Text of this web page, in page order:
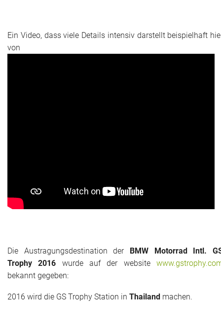
Ein Video, dass viele Details intensiv darstellt beispielhaft
von
Die Austragungsdestination der BMW Motorrad Intl.
Trophy 2016 wurde auf der website
bekannt gegeben:
2016 wird die GS Trophy Station in Thailand machen.